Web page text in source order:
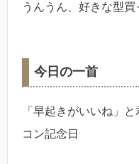
うんうん、好きな型買
今日の一首
「早起きがいいね」
コン記念日